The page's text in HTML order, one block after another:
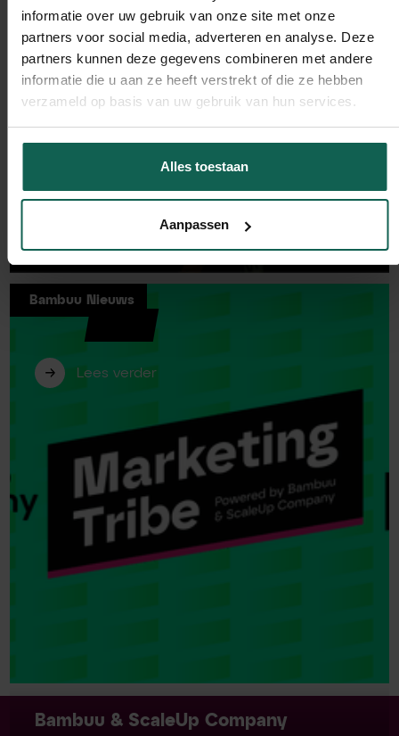
informatie over uw gebruik van onze site met onze
partners voor social media, adverteren en analyse. Deze
partners kunnen deze gegevens combineren met andere
informatie die u aan ze heeft verstrekt of die ze hebben
verzameld op basis van uw gebruik van hun services.
Alles toestaan
Aanpassen
Bambuu plek #2 bemachtigd in
Emerce100!
Lees verder
Bambuu Nieuws
Bambuu & ScaleUp Company